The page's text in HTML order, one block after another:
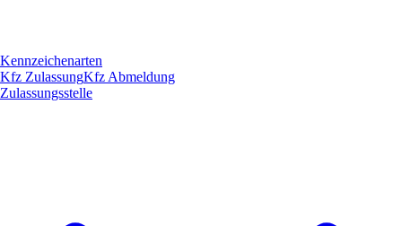
Kennzeichenarten
Kfz ZulassungKfz Abmeldung
Zulassungsstelle